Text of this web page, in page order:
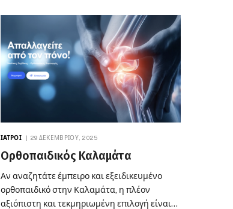
ΙΑΤΡΟΊ 29 ΔΕΚΕΜΒΡΊΟΥ, 2025
Ορθοπαιδικός Καλαμάτα
Αν αναζητάτε έμπειρο και εξειδικευμένο
ορθοπαιδικό στην Καλαμάτα, η πλέον
αξιόπιστη και τεκμηριωμένη επιλογή είναι…